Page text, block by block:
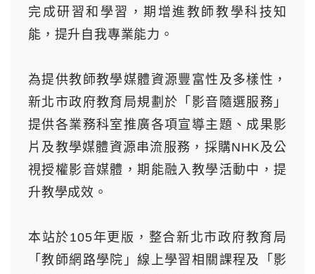
完成研習和學習，期增進教師教學科技知
能，提升自我專業能力。
為提供教師教學媒體資源豐富性及多樣性，
新北市政府教育局規劃於「影音隨選服務」
提供各業務科室推廣各項宣導主題、成果影
片及教學媒體資源串流服務，採購NHK及公
視授權影音媒體，期能融入教學活動中，提
升教學成效。
本站於105年更版，整合新北市政府教育局
「教師網路學院」線上學習相關課程及「影